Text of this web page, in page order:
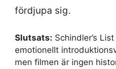
fördjupa sig.
Slutsats: Schindler’s
emotionellt
men filmen är ingen